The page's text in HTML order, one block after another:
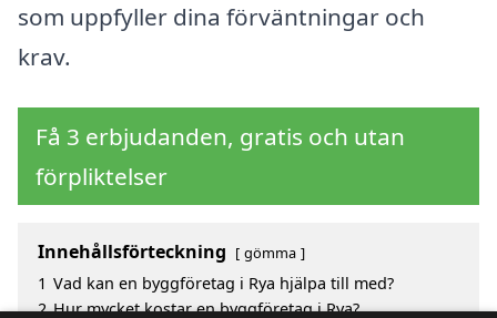
som uppfyller dina förväntningar och
krav.
Få 3 erbjudanden, gratis och utan
förpliktelser
Innehållsförteckning gömma
1 Vad kan en byggföretag i Rya hjälpa till med?
2 Hur mycket kostar en byggföretag i Rya?